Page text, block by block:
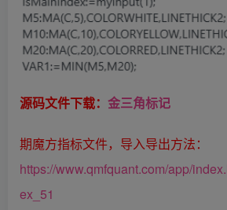
源码文件下载： 金三角标记
期魔方指标文件，导入导出方法：
https://www.qmfquant.com/app/
ex_51